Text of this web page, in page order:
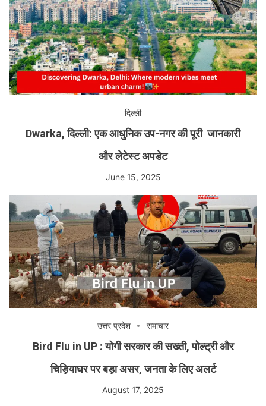
दिल्ली
Dwarka, दिल्ली: एक आधुनिक उप-नगर की पूरी जानकारी
और लेटेस्ट अपडेट
June 15, 2025
उत्तर प्रदेश समाचार
Bird Flu in UP : योगी सरकार की सख्ती, पोल्ट्री और
चिड़ियाघर पर बड़ा असर, जनता के लिए अलर्ट
August 17, 2025